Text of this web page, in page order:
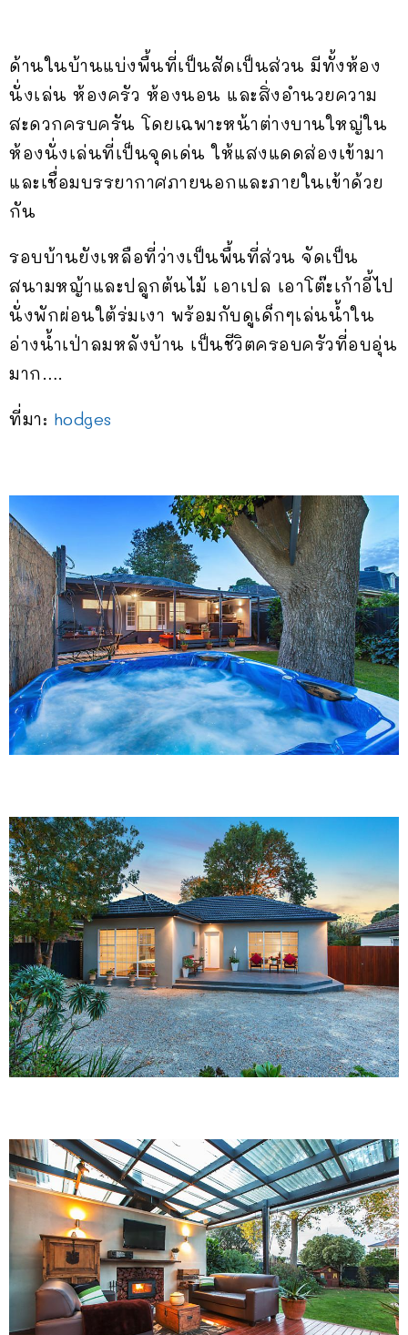
ด้านในบ้านแบ่งพื้นที่เป็นสัดเป็นส่วน มีทั้งห้อง
นั่งเล่น ห้องครัว ห้องนอน และสิ่งอำนวยความ
สะดวกครบครัน โดยเฉพาะหน้าต่างบานใหญ่ใน
ห้องนั่งเล่นที่เป็นจุดเด่น ให้แสงแดดส่องเข้ามา
และเชื่อมบรรยากาศภายนอกและภายในเข้าด้วย
กัน
รอบบ้านยังเหลือที่ว่างเป็นพื้นที่ส่วน จัดเป็น
สนามหญ้าและปลูกต้นไม้ เอาเปล เอาโต๊ะเก้าอี้ไป
นั่งพักผ่อนใต้ร่มเงา พร้อมกับดูเด็กๆเล่นน้ำใน
อ่างน้ำเป่าลมหลังบ้าน เป็นชีวิตครอบครัวที่อบอุ่น
มาก….
ที่มา: hodges